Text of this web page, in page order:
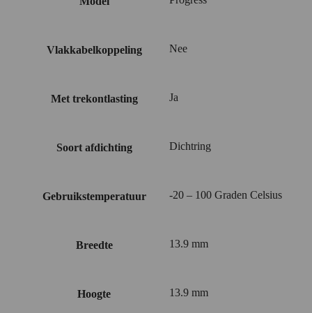
Vlakkabelkoppeling Nee
Met trekontlasting Ja
Soort afdichting Dichtring
Gebruikstemperatuur -20 – 100 Graden Celsius
Breedte 13.9 mm
Hoogte 13.9 mm